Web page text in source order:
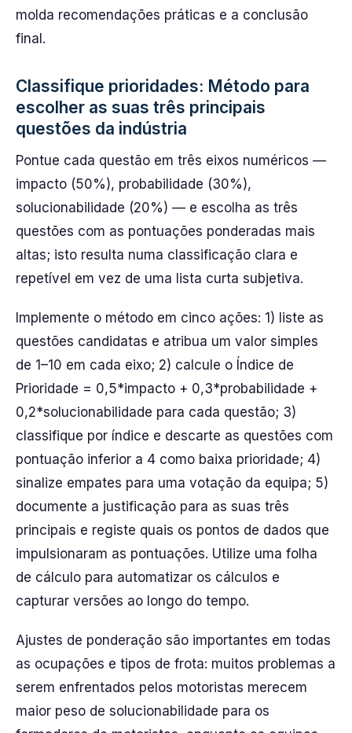
molda recomendações práticas e a conclusão
final.
Classifique prioridades: Método para
escolher as suas três principais
questões da indústria
Pontue cada questão em três eixos numéricos —
impacto (50%), probabilidade (30%),
solucionabilidade (20%) — e escolha as três
questões com as pontuações ponderadas mais
altas; isto resulta numa classificação clara e
repetível em vez de uma lista curta subjetiva.
Implemente o método em cinco ações: 1) liste as
questões candidatas e atribua um valor simples
de 1–10 em cada eixo; 2) calcule o Índice de
Prioridade = 0,5*impacto + 0,3*probabilidade +
0,2*solucionabilidade para cada questão; 3)
classifique por índice e descarte as questões com
pontuação inferior a 4 como baixa prioridade; 4)
sinalize empates para uma votação da equipa; 5)
documente a justificação para as suas três
principais e registe quais os pontos de dados que
impulsionaram as pontuações. Utilize uma folha
de cálculo para automatizar os cálculos e
capturar versões ao longo do tempo.
Ajustes de ponderação são importantes em todas
as ocupações e tipos de frota: muitos problemas a
serem enfrentados pelos motoristas merecem
maior peso de solucionabilidade para os